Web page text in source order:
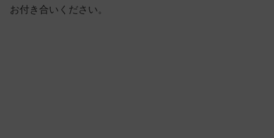
お付き合いください。